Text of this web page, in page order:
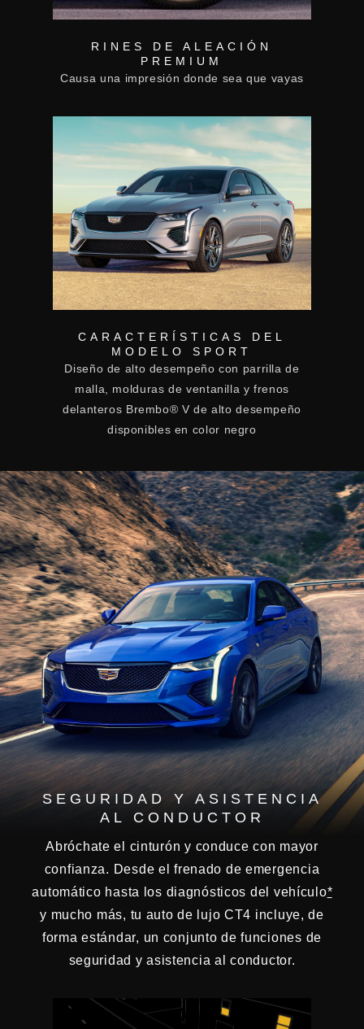
RINES DE ALEACIÓN
PREMIUM
Causa una impresión donde sea que vayas
CARACTERÍSTICAS DEL
MODELO SPORT
Diseño de alto desempeño con parrilla de
malla, molduras de ventanilla y frenos
delanteros Brembo® V de alto desempeño
disponibles en color negro
SEGURIDAD Y ASISTENCIA
AL CONDUCTOR
Abróchate el cinturón y conduce con mayor
confianza. Desde el frenado de emergencia
automático hasta los diagnósticos del vehículo*
y mucho más, tu auto de lujo CT4 incluye, de
forma estándar, un conjunto de funciones de
seguridad y asistencia al conductor.